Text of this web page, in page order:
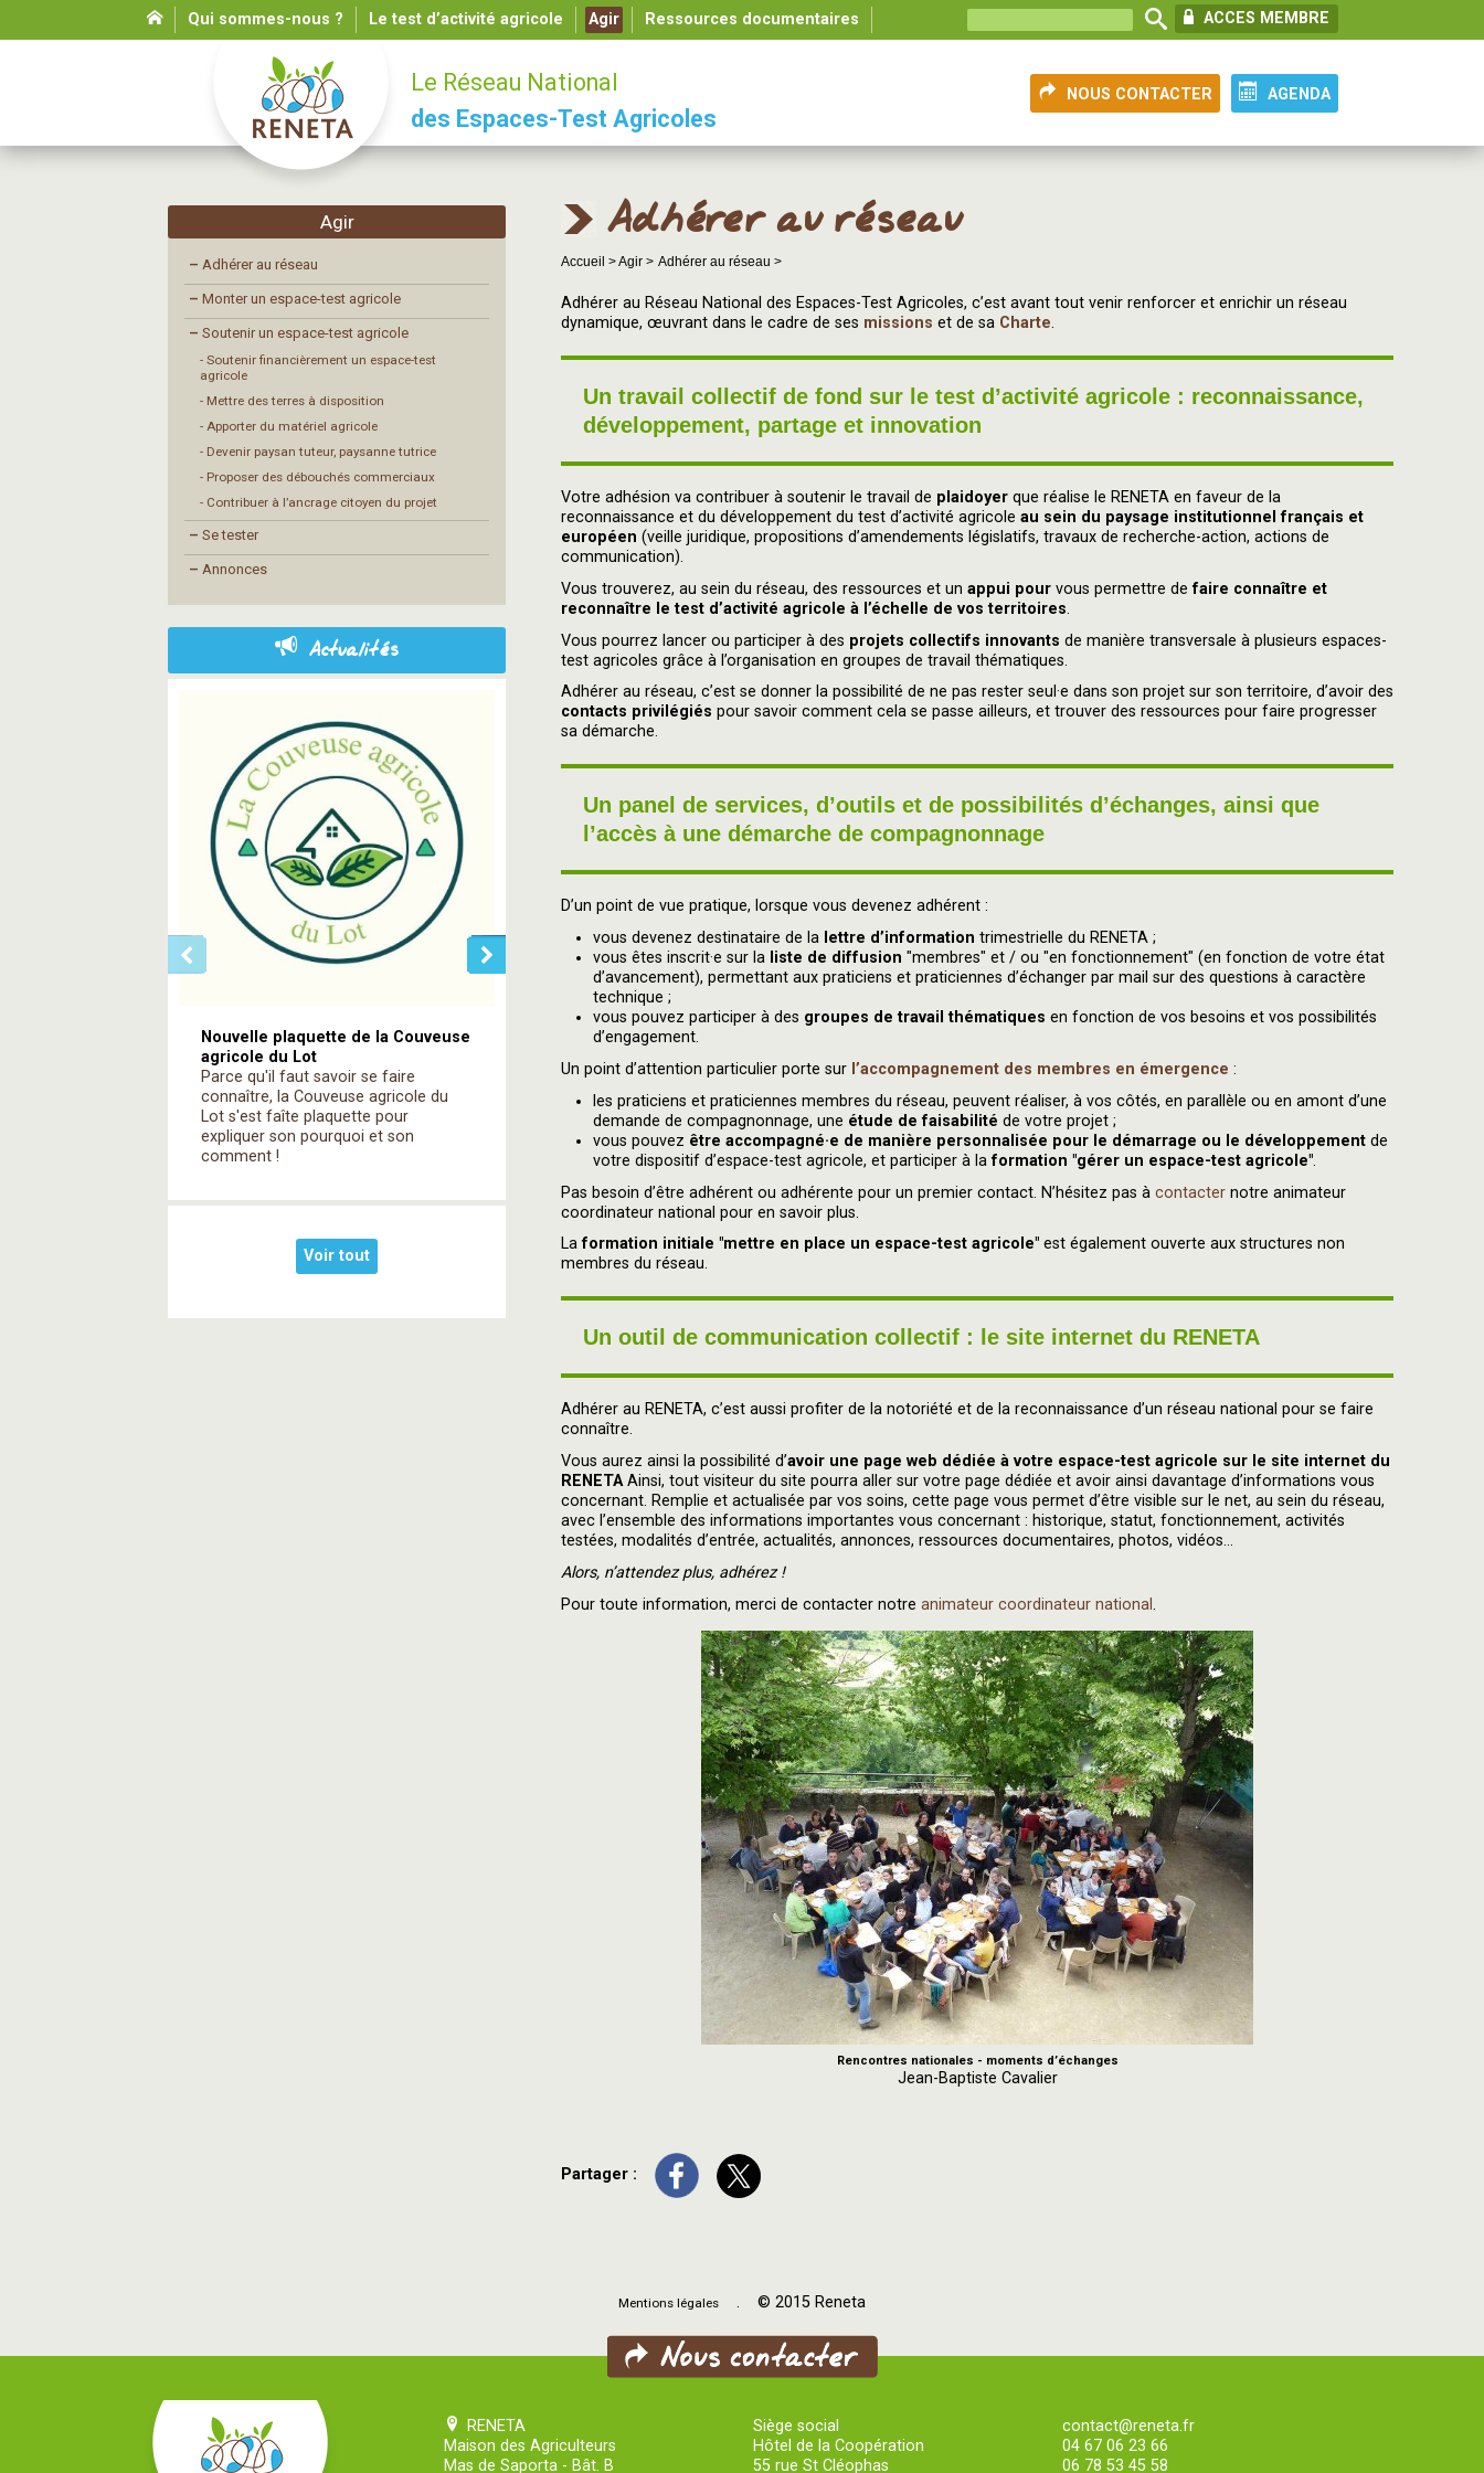
Qui sommes-nous ? Le test d’activité agricole Agir Ressources documentaires ACCES MEMBRE
AGENDA
NOUS CONTACTER
Le Réseau National
des Espaces-Test Agricoles
Adhérer au réseau
Accueil >Agir > Adhérer au réseau >
Adhérer au Réseau National des Espaces-Test Agricoles, c’est avant tout venir renforcer et enrichir un réseau
dynamique, œuvrant dans le cadre de ses missions et de sa Charte.
Un travail collectif de fond sur le test d’activité agricole : reconnaissance,
développement, partage et innovation
Votre adhésion va contribuer à soutenir le travail de plaidoyer que réalise le RENETA en faveur de la
reconnaissance et du développement du test d’activité agricole au sein du paysage institutionnel français et
européen (veille juridique, propositions d’amendements législatifs, travaux de recherche-action, actions de
communication).
Vous trouverez, au sein du réseau, des ressources et un appui pour vous permettre defaire connaître et
reconnaître le test d’activité agricole à l’échelle de vos territoires.
Vous pourrez lancer ou participer à des projets collectifs innovants de manière transversale à plusieurs espaces-
test agricoles grâce à l’organisation en groupes de travail thématiques.
Adhérer au réseau, c’est se donner la possibilité de ne pas rester seul·e dans son projet sur son territoire, d’avoir des
contacts privilégiés pour savoir comment cela se passe ailleurs, et trouver des ressources pour faire progresser
sa démarche.
Un panel de services, d’outils et de possibilités d’échanges, ainsi que
l’accès à une démarche de compagnonnage
D’un point de vue pratique, lorsque vous devenez adhérent :
vous devenez destinataire de la lettre d’information trimestrielle du RENETA ;
vous êtes inscrit·e sur la liste de diffusion "membres" et / ou "en fonctionnement" (en fonction de votre état
d’avancement), permettant aux praticiens et praticiennes d’échanger par mail sur des questions à caractère
technique ;
vous pouvez participer à des groupes de travail thématiques en fonction de vos besoins et vos possibilités
d’engagement.
Un point d’attention particulier porte sur l’accompagnement des membres en émergence :
les praticiens et praticiennes membres du réseau, peuvent réaliser, à vos côtés, en parallèle ou en amont d’une
demande de compagnonnage, une étude de faisabilité de votre projet ;
vous pouvez être accompagné·e de manière personnalisée pour le démarrage ou le développementde
votre dispositif d’espace-test agricole, et participer à laformation "gérer un espace-test agricole".
Pas besoin d’être adhérent ou adhérente pour un premier contact. N’hésitez pas à contacter notre animateur
coordinateur national pour en savoir plus.
Laformation initiale "mettre en place un espace-test agricole" est également ouverte aux structures non
membres du réseau.
Un outil de communication collectif : le site internet du RENETA
Adhérer au RENETA, c’est aussi profiter de la notoriété et de la reconnaissance d’un réseau national pour se faire
connaître.
Vous aurez ainsi la possibilité d’avoir une page web dédiée à votre espace-test agricole sur le site internet du
RENETAAinsi, tout visiteur du site pourra aller sur votre page dédiée et avoir ainsi davantage d’informations vous
concernant. Remplie et actualisée par vos soins, cette page vous permet d’être visible sur le net, au sein du réseau,
avec l’ensemble des informations importantes vous concernant : historique, statut, fonctionnement, activités
testées, modalités d’entrée, actualités, annonces, ressources documentaires, photos, vidéos...
Alors, n’attendez plus, adhérez !
Pour toute information, merci de contacter notre animateur coordinateur national.
Rencontres nationales - moments d’échanges
Jean-Baptiste Cavalier
Partager :
Agir
– Adhérer au réseau
– Monter un espace-test agricole
– Soutenir un espace-test agricole
- Soutenir financièrement un espace-test
agricole
- Mettre des terres à disposition
- Apporter du matériel agricole
- Devenir paysan tuteur, paysanne tutrice
- Proposer des débouchés commerciaux
- Contribuer à l’ancrage citoyen du projet
– Se tester
– Annonces
Actualités
Nouvelle plaquette de la Couveuse
agricole du Lot
Parce qu'il faut savoir se faire
connaître, la Couveuse agricole du
Lot s'est faîte plaquette pour
expliquer son pourquoi et son
comment !
Voir tout
Mentions légales . © 2015 Reneta
RENETA
Maison des Agriculteurs
Mas de Saporta - Bât. B
Siège social
Hôtel de la Coopération
55 rue St Cléophas
contact@reneta.fr
04 67 06 23 66
06 78 53 45 58